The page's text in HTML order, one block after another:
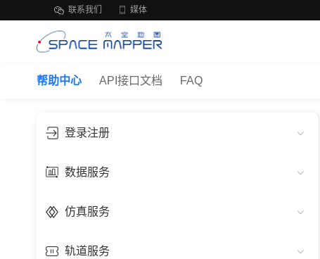
联系我们 媒体
帮助中心 API接口文档 FAQ
登录注册
数据服务
仿真服务
轨道服务